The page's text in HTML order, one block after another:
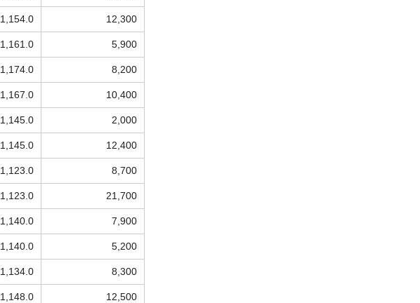
1,154.0 12,300
1,161.0 5,900
1,174.0 8,200
1,167.0 10,400
1,145.0 2,000
1,145.0 12,400
1,123.0 8,700
1,123.0 21,700
1,140.0 7,900
1,140.0 5,200
1,134.0 8,300
1,148.0 12,500